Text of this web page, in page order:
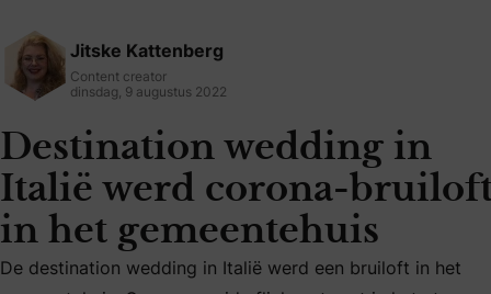
Jitske Kattenberg
Content creator
dinsdag, 9 augustus 2022
Destination wedding in
Italië werd corona-
in het gemeentehuis
De destination wedding in Italië werd een bruiloft in het
De destination wedding in Italië werd een bruiloft in het